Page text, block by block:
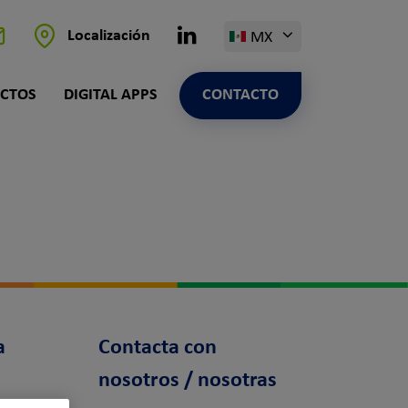
Localización Linkedin MX
DIGITAL APPS CONTACTO
Contacta con
nosotros / nosotras